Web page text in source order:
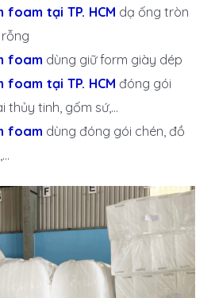
foam tại TP. HCM dạ ống tròn
foam dùng giữ form giày dép
foam tại TP. HCM đóng gói
thủy tinh, gốm sứ,…
foam dùng đóng gói chén, đồ